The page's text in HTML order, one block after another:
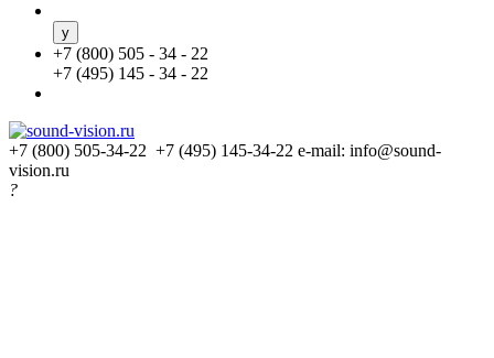
+7 (800) 505 - 34 - 22
+7 (495) 145 - 34 - 22
+7 (800) 505-34-22 +7 (495) 145-34-22 e-mail: info@sound-
vision.ru
?